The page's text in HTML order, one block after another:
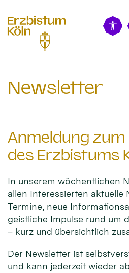
Newsletter
Anmeldung
des Erzbistums
In unserem wöchentlichen
allen Interessierten aktuelle
Termine, neue
geistliche Impulse rund um
– kurz und übersichtlich
Der Newsletter ist
und kann jederzeit wieder